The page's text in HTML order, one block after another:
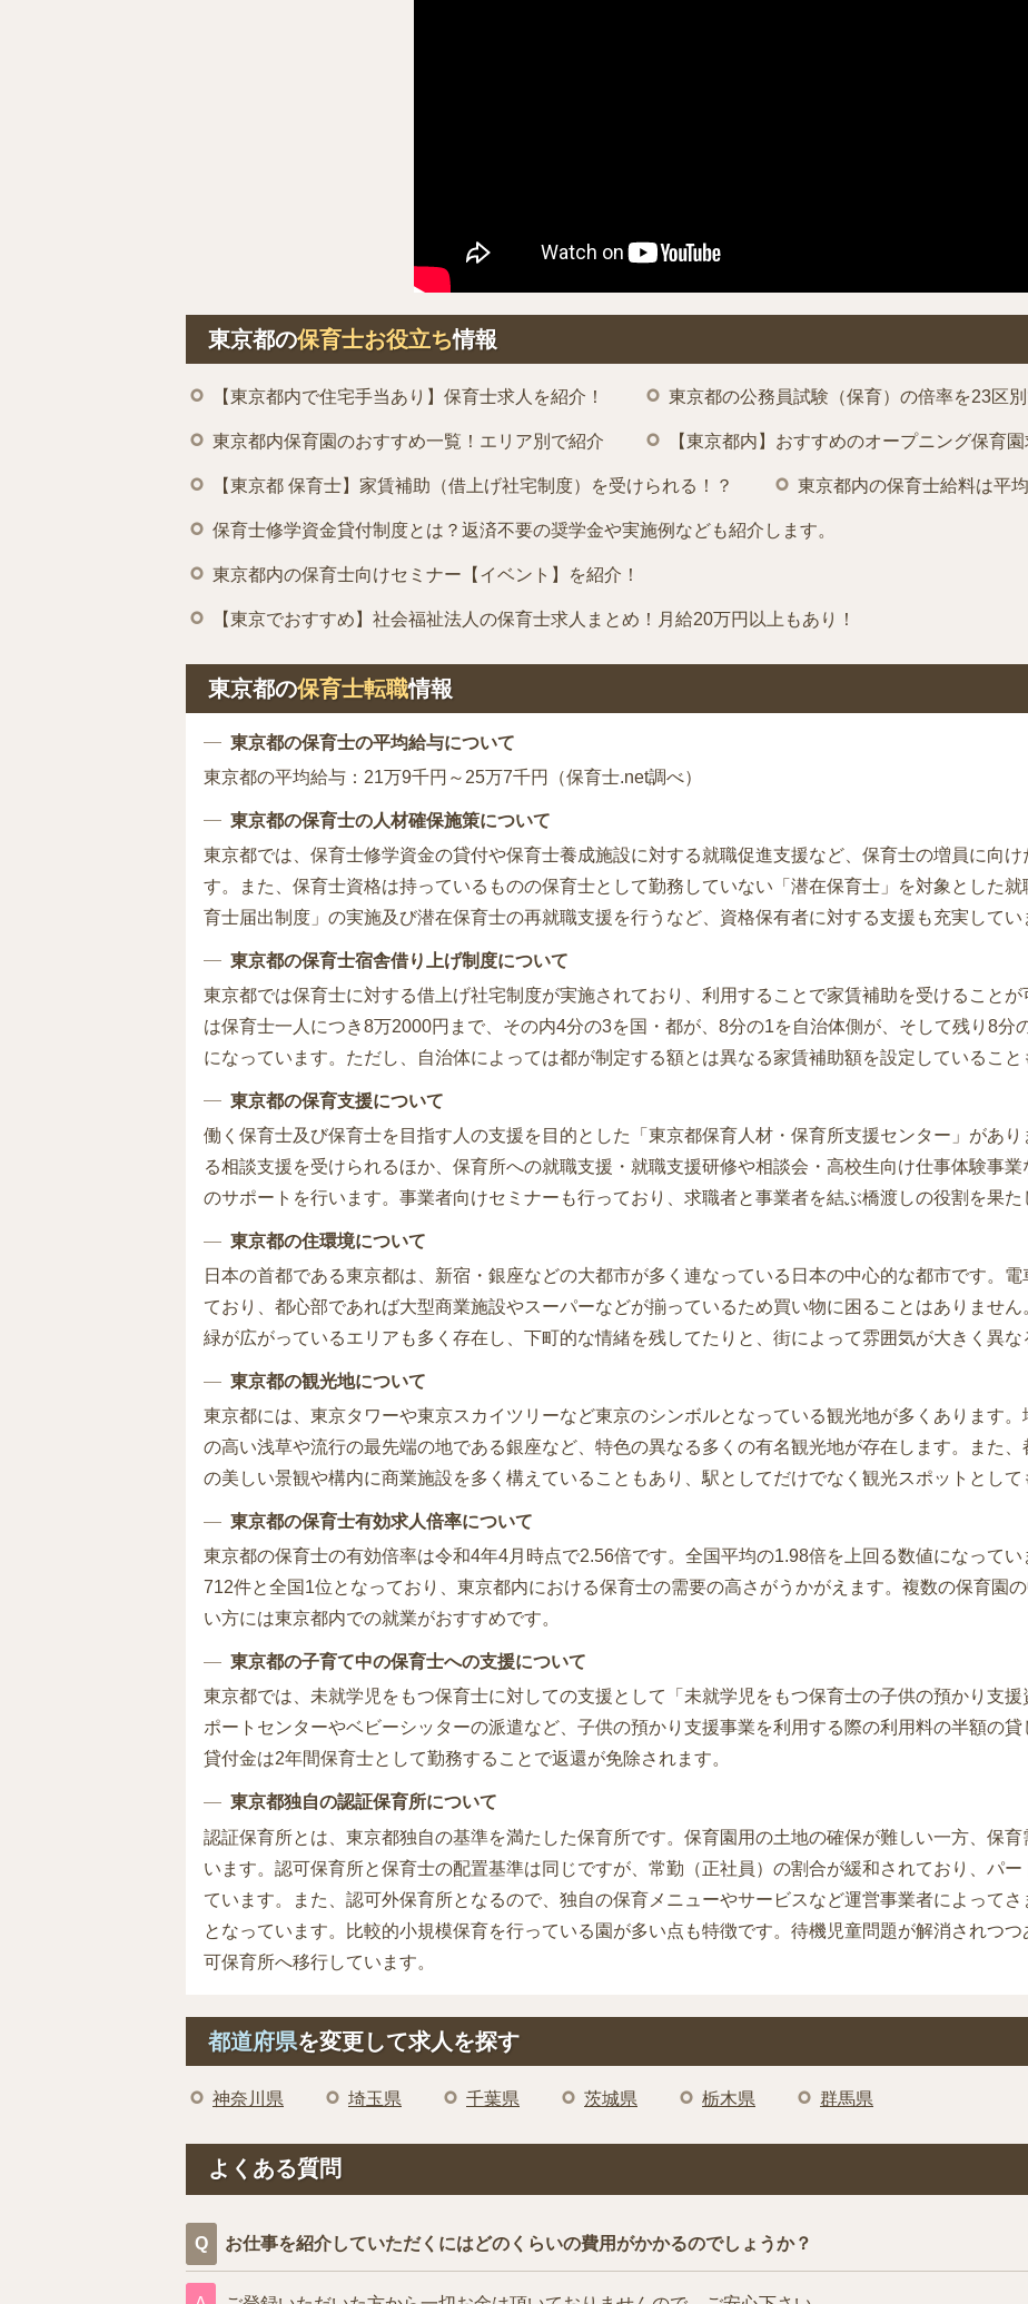
東京都の保育士お役立ち情報
【東京都内で住宅手当あり】保育士求人を紹介！ 東京都の公務員試験（保育）の倍率を23区別
東京都内保育園のおすすめ一覧！エリア別で紹介 【東京都内】おすすめのオープニング保育園
【東京都 保育士】家賃補助（借上げ社宅制度）を受けられる！？ 東京都内の保育士給料は平
保育士修学資金貸付制度とは？返済不要の奨学金や実施例なども紹介します。
東京都内の保育士向けセミナー【イベント】を紹介！
【東京でおすすめ】社会福祉法人の保育士求人まとめ！月給20万円以上もあり！
東京都の保育士転職情報
東京都の保育士の平均給与について
東京都の平均給与：21万9千円～25万7千円（保育士.net調べ）
東京都の保育士の人材確保施策について
東京都では、保育士修学資金の貸付や保育士養成施設に対する就職促進支援など、保育士の増員に向け
す。また、保育士資格は持っているものの保育士として勤務していない「潜在保育士」を対象とした
育士届出制度」の実施及び潜在保育士の再就職支援を行うなど、資格保有者に対する支援も充実してい
東京都の保育士宿舎借り上げ制度について
東京都では保育士に対する借上げ社宅制度が実施されており、利用することで家賃補助を受けること
は保育士一人につき8万2000円まで、その内4分の3を国・都が、8分の1を自治体側が、そして残り8分
になっています。ただし、自治体によっては都が制定する額とは異なる家賃補助額を設定していること
東京都の保育支援について
働く保育士及び保育士を目指す人の支援を目的とした「東京都保育人材・保育所支援センター」があ
る相談支援を受けられるほか、保育所への就職支援・就職支援研修や相談会・高校生向け仕事体験事
のサポートを行います。事業者向けセミナーも行っており、求職者と事業者を結ぶ橋渡しの役割を果た
東京都の住環境について
日本の首都である東京都は、新宿・銀座などの大都市が多く連なっている日本の中心的な都市です。
ており、都心部であれば大型商業施設やスーパーなどが揃っているため買い物に困ることはありませ
緑が広がっているエリアも多く存在し、下町的な情緒を残してたりと、街によって雰囲気が大きく異な
東京都の観光地について
東京都には、東京タワーや東京スカイツリーなど東京のシンボルとなっている観光地が多くあります
の高い浅草や流行の最先端の地である銀座など、特色の異なる多くの有名観光地が存在します。また
の美しい景観や構内に商業施設を多く構えていることもあり、駅としてだけでなく観光スポットとして
東京都の保育士有効求人倍率について
東京都の保育士の有効倍率は令和4年4月時点で2.56倍です。全国平均の1.98倍を上回る数値になって
712件と全国1位となっており、東京都内における保育士の需要の高さがうかがえます。複数の保育園
い方には東京都内での就業がおすすめです。
東京都の子育て中の保育士への支援について
東京都では、未就学児をもつ保育士に対しての支援として「未就学児をもつ保育士の子供の預かり支
ポートセンターやベビーシッターの派遣など、子供の預かり支援事業を利用する際の利用料の半額の貸
貸付金は2年間保育士として勤務することで返還が免除されます。
東京都独自の認証保育所について
認証保育所とは、東京都独自の基準を満たした保育所です。保育園用の土地の確保が難しい一方、保
います。認可保育所と保育士の配置基準は同じですが、常勤（正社員）の割合が緩和されており、パ
ています。また、認可外保育所となるので、独自の保育メニューやサービスなど運営事業者によって
となっています。比較的小規模保育を行っている園が多い点も特徴です。待機児童問題が解消されつ
可保育所へ移行しています。
都道府県を変更して求人を探す
神奈川県 埼玉県 千葉県 茨城県 栃木県 群馬県
よくある質問
お仕事を紹介していただくにはどのくらいの費用がかかるのでしょうか？